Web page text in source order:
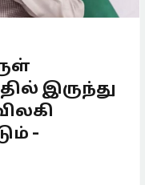
இருந்து
-